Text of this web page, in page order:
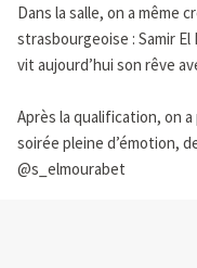
Dans la salle, on a même
strasbourgeoise : Samir El
vit aujourd’hui son rêve
Après la qualification, on
soirée pleine d’émotion,
@s_elmourabet